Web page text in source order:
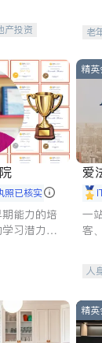
产投资
老
照已核实
能力的培
习潜力和
精英
爱
一
客
人
商
精英